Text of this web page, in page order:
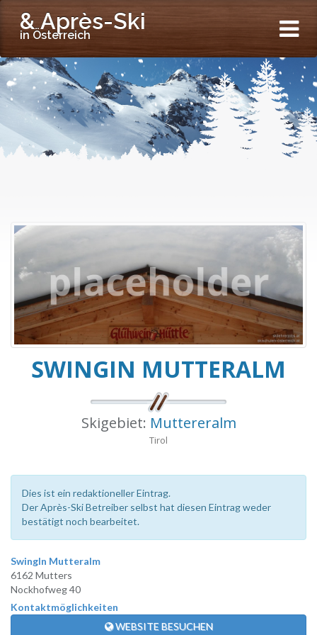
& Après-Ski
in Österreich
SWINGIN MUTTERALM
Skigebiet: Muttereralm
Tirol
Dies ist ein redaktioneller Eintrag.
Der Après-Ski Betreiber selbst hat diesen Eintrag weder
bestätigt noch bearbeitet.
SwingIn Mutteralm
6162 Mutters
Nockhofweg 40
Kontaktmöglichkeiten
WEBSITE BESUCHEN